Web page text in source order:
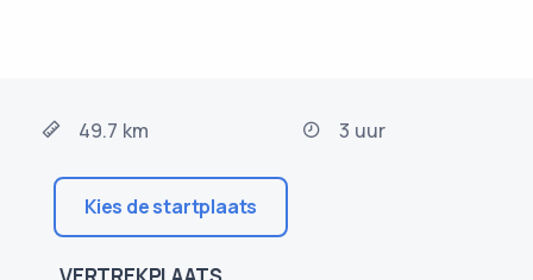
49.7 km 3 uur
Kies de startplaats